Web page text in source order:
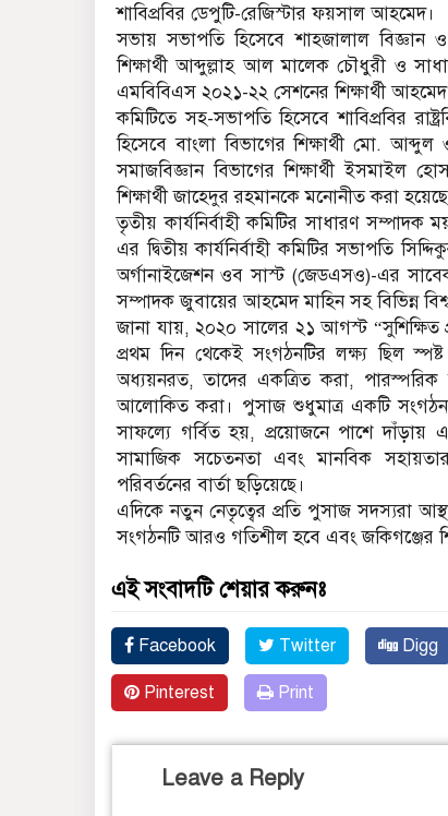
শাবিপ্রবির ডেপুটি-রেজিস্টার ফয়সাল আহমেদ।
সভায় সভাপতি হিসেবে শাহজালাল বিজ্ঞান
শিক্ষার্থী আব্দুল্লাহ আল মালেক চৌধুরী ও
এমবিবিএস ২০২১-২২ সেশনের শিক্ষার্থী
কমিটিতে সহ-সভাপতি হিসেবে শাবিপ্রবির
হিসেবে বাংলা বিভাগের শিক্ষার্থী মো. আব্দুল
সমাজবিজ্ঞান বিভাগের শিক্ষার্থী ইসমাইল
শিক্ষার্থী জাহেদুর রহমানকে মনোনীত করা
তৃতীয় কার্যনির্বাহী কমিটির সাধারণ
এর দ্বিতীয় কার্যনির্বাহী কমিটির সভাপতি
অর্গানাইজেশন ওব সাস্ট (জেডএসও)-এর
সম্পাদক জুবায়ের আহমেদ মাহিন সহ বিভিন্ন
জানা যায়, ২০২০ সালের ২১ আগস্ট “সুশিক্ষিত
প্রথম দিন থেকেই সংগঠনটির লক্ষ্য ছিল স্পষ্ট
অধ্যয়নরত, তাদের একত্রিত করা,
আলোকিত করা। পুসাজ শুধুমাত্র একটি সংগঠন
সাফল্যে গর্বিত হয়, প্রয়োজনে পাশে
সামাজিক সচেতনতা এবং মানবিক
পরিবর্তনের বার্তা ছড়িয়েছে।
এদিকে নতুন নেতৃত্বের প্রতি পুসাজ সদস্যরা
সংগঠনটি আরও গতিশীল হবে এবং জকিগঞ্জের
এই সংবাদটি শেয়ার করুনঃ
Facebook Twitter Digg
Pinterest Print
Leave a Reply